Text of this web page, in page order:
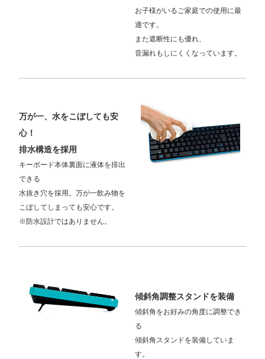
お子様がいるご家庭での使用に最
適です。
また遮断性にも優れ、
音漏れもしにくくなっています。
万が一、水をこぼしても安
心！
排水構造を採用
キーボード本体裏面に液体を排出
できる
水抜き穴を採用。万が一飲み物を
こぼしてしまっても安心です。
※防水設計ではありません。
傾斜角調整スタンドを装備
傾斜角をお好みの角度に調整でき
る
傾斜角スタンドを装備していま
す。